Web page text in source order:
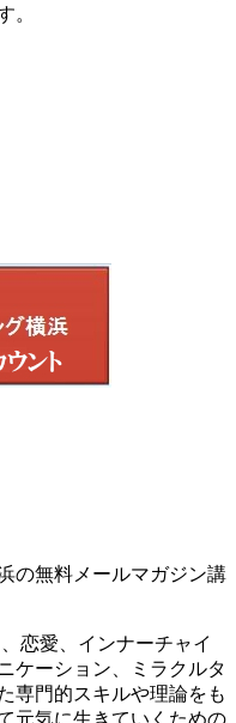
。
の無料メールマガジン講
恋愛、インナーチャイ
ケーション、ミラクルタ
専門的スキルや理論をも